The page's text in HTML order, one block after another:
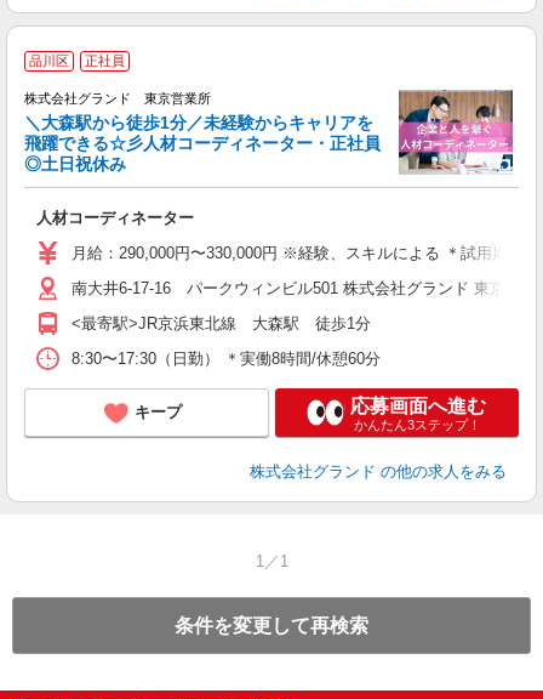
品川区 正社員
株式会社グランド 東京営業所
＼大森駅から徒歩1分／未経験からキャリアを
飛躍できる☆彡人材コーディネーター・正社員
◎土日祝休み
人材コーディネーター
月給：290,000円〜330,000円 ※経験、スキルによる ＊試用期間
南大井6-17-16 パークウィンビル501 株式会社グランド 東京営
<最寄駅>JR京浜東北線 大森駅 徒歩1分
8:30〜17:30（日勤） ＊実働8時間/休憩60分
キープ 応募画面へ進む
かんたん3ステップ！
株式会社グランド の他の求人をみる
1／1
条件を変更して再検索